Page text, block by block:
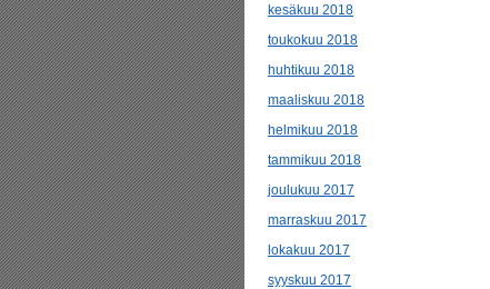
kesäkuu 2018
toukokuu 2018
huhtikuu 2018
maaliskuu 2018
helmikuu 2018
tammikuu 2018
joulukuu 2017
marraskuu 2017
lokakuu 2017
syyskuu 2017